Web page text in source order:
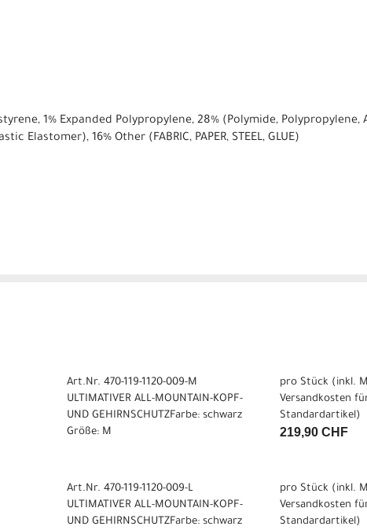
1% Expanded Polypropylene, 28% (Polymide,
Elastomer), 16% Other (FABRIC, PAPER, STEEL, GLUE)
Art.Nr. 470-119-1120-009-M
ULTIMATIVER ALL-MOUNTAIN-KOPF-
UND GEHIRNSCHUTZFarbe: schwarz
Größe: M
pro Stück (inkl.
Versandkosten
Standardartikel)
219,90 CHF
Art.Nr. 470-119-1120-009-L
ULTIMATIVER ALL-MOUNTAIN-KOPF-
UND GEHIRNSCHUTZFarbe: schwarz
pro Stück (inkl.
Versandkosten
Standardartikel)